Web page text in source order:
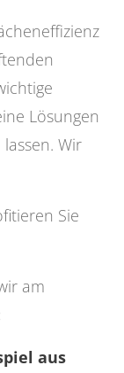
Lösungen
Wir
Sie
am
aus